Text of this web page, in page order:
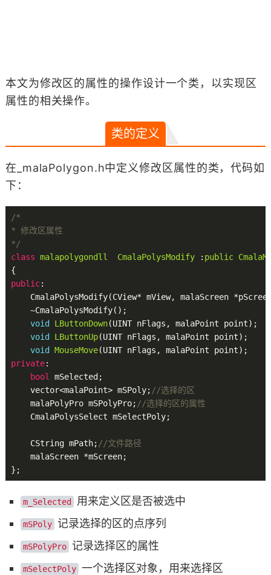
本文为修改区的属性的操作设计一个类，以实现区
属性的相关操作。
类的定义
在_malaPolygon.h中定义修改区属性的类，代码如
下：
/*
* 修改区属性
*/
class malapolygondll CmalaPolysModify : public
public:
CmalaPolysModify(CView* mView, malaScreen
    ~CmalaPolysModify();
void
LButtonDown(UINT nFlags, malaPoint point) ;
void
LButtonUp(UINT nFlags, malaPoint point) ;
void
MouseMove(UINT nFlags, malaPoint point)
private:
bool
mSelected;
    vector<malaPoint> mSPoly;
//选择的区
    malaPolyPro mSPolyPro;
//选择的区的属性
    CmalaPolysSelect mSelectPoly;
    CString mPath;
//文件路径
    malaScreen *mScreen;
m_Selected 用来定义区是否被选中
mSPoly 记录选择的区的点序列
mSPolyPro 记录选择区的属性
mSelectPoly 一个选择区对象，用来选择区